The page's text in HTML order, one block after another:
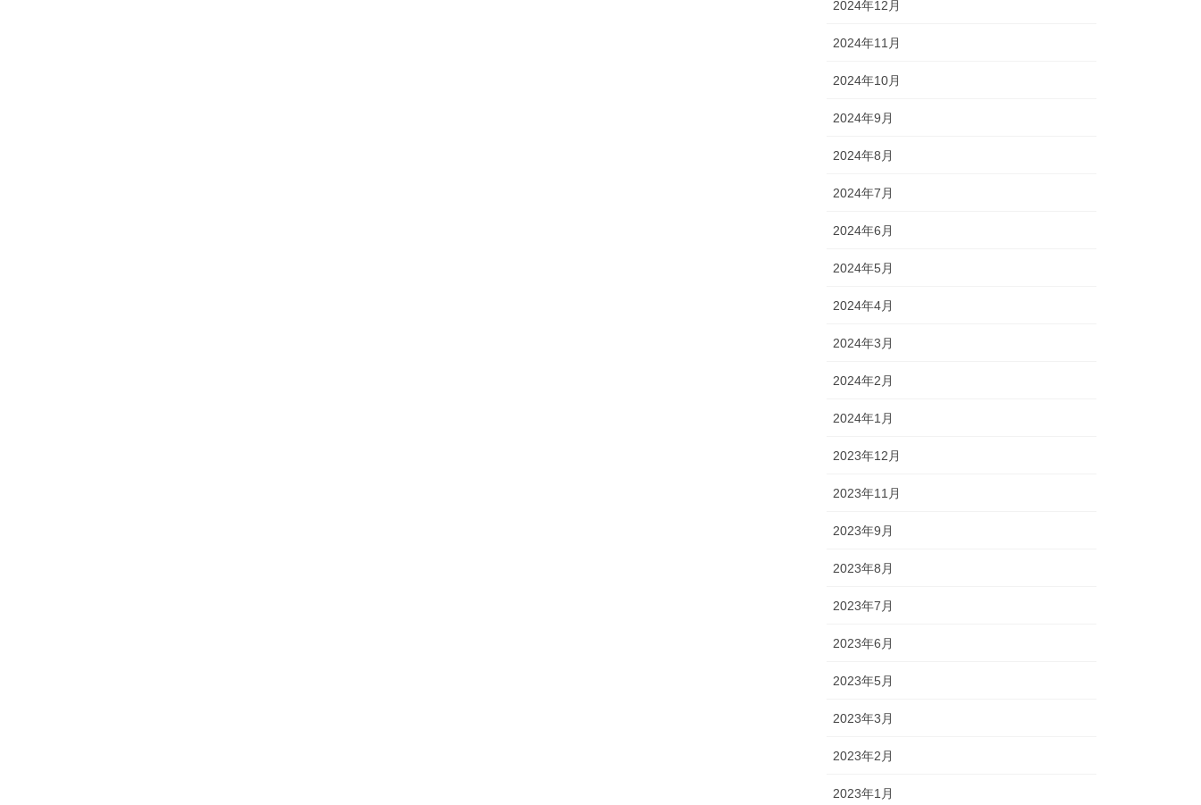
2024年12月
2024年11月
2024年10月
2024年9月
2024年8月
2024年7月
2024年6月
2024年5月
2024年4月
2024年3月
2024年2月
2024年1月
2023年12月
2023年11月
2023年9月
2023年8月
2023年7月
2023年6月
2023年5月
2023年3月
2023年2月
2023年1月